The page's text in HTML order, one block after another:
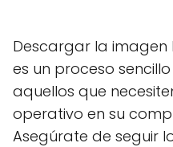
Descargar la imagen
es un proceso
aquellos que
operativo en su
Asegúrate de seguir